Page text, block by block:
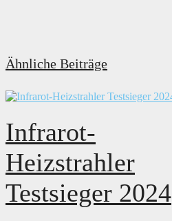
Ähnliche Beiträge
Infrarot-
Heizstrahler
Testsieger 2024